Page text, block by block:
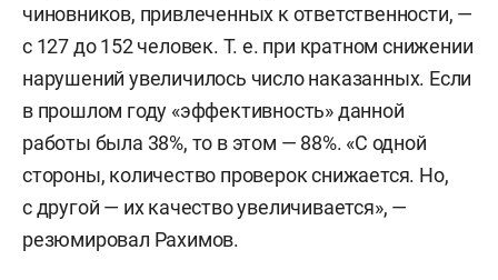
чиновников, привлеченных к ответственности, —
с 127 до 152 человек. Т. е. при кратном снижении
нарушений увеличилось число наказанных. Если
в прошлом году «эффективность» данной
работы была 38%, то в этом — 88%. «С одной
стороны, количество проверок снижается. Но,
с другой — их качество увеличивается», —
резюмировал Рахимов.